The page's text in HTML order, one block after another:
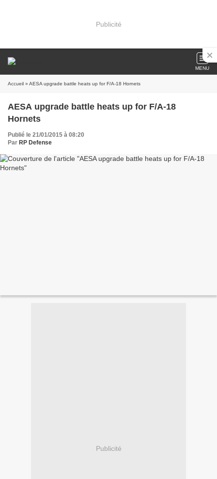
Publicité
MENU
Accueil » AESA upgrade battle heats up for F/A-18 Hornets
AESA upgrade battle heats up for F/A-18
Hornets
Publié le 21/01/2015 à 08:20
Par RP Defense
Publicité